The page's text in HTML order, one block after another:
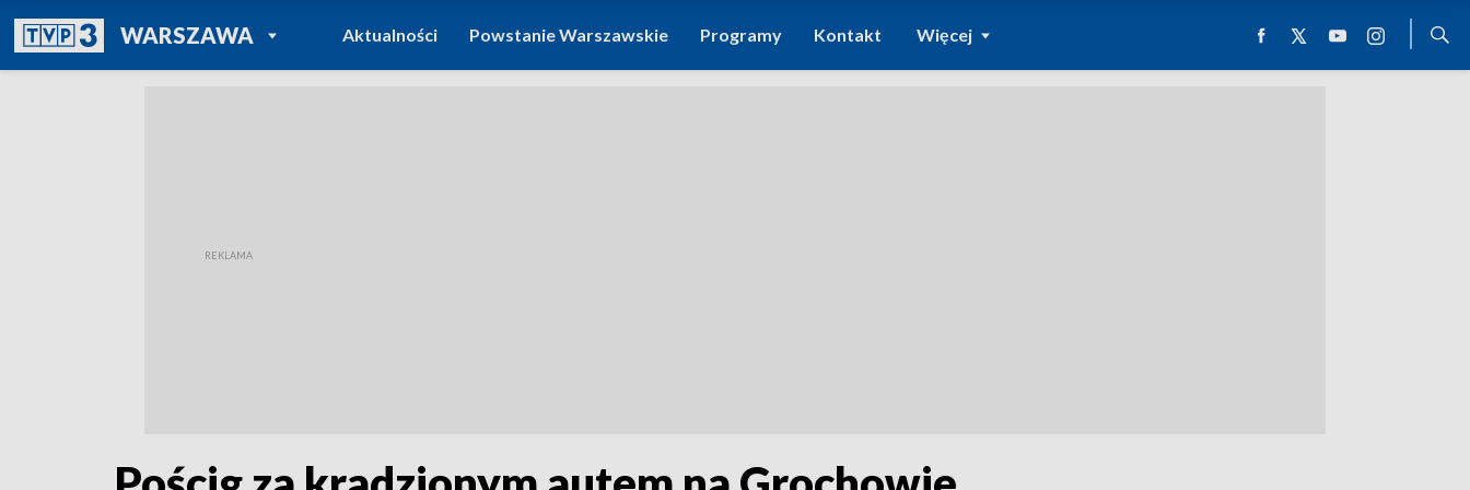
WARSZAWAPOWRÓT DO
TVP REGIONY
Aktualności Powstanie Warszawskie Programy Kontakt Więcej